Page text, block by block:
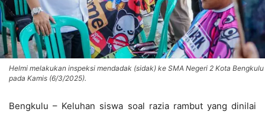
Helmi melakukan inspeksi mendadak (sidak) ke SMA Negeri 2 Kota Bengkulu
pada Kamis (6/3/2025).
Bengkulu – Keluhan siswa soal razia rambut yang dinilai